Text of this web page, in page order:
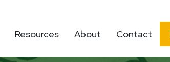
Resources About Contact